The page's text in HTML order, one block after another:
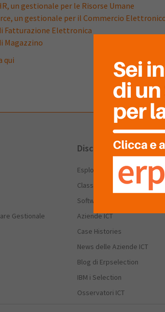
un gestionale per le Risorse Umane
un gestionale per il Commercio
Fatturazione Elettronica
Magazzino
qui
Gestionale
Discovery
Esplora ERPSelection
Classifiche
Software
Aziende ICT
Case Histories
News delle Aziende ICT
Blog di Erpselection
IBM i Selection
Osservatori ICT